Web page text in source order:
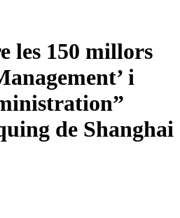
les 150 millors
i
de Shanghai